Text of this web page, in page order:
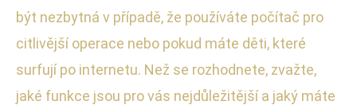
být nezbytná v případě, že používáte počítač pro
citlivější operace nebo pokud máte děti, které
surfují po internetu. Než se rozhodnete, zvažte,
jaké funkce jsou pro vás nejdůležitější a jaký máte